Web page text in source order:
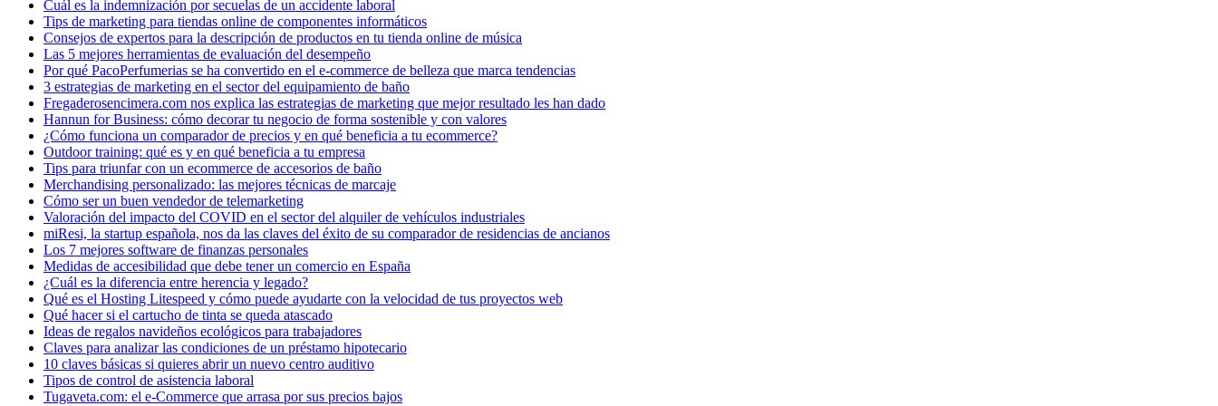
Cuál es la indemnización por secuelas de un accidente laboral
Tips de marketing para tiendas online de componentes informáticos
Consejos de expertos para la descripción de productos en tu tienda online de música
Las 5 mejores herramientas de evaluación del desempeño
Por qué PacoPerfumerias se ha convertido en el e-commerce de belleza que marca tendencias
3 estrategias de marketing en el sector del equipamiento de baño
Fregaderosencimera.com nos explica las estrategias de marketing que mejor resultado les han dado
Hannun for Business: cómo decorar tu negocio de forma sostenible y con valores
¿Cómo funciona un comparador de precios y en qué beneficia a tu ecommerce?
Outdoor training: qué es y en qué beneficia a tu empresa
Tips para triunfar con un ecommerce de accesorios de baño
Merchandising personalizado: las mejores técnicas de marcaje
Cómo ser un buen vendedor de telemarketing
Valoración del impacto del COVID en el sector del alquiler de vehículos industriales
miResi, la startup española, nos da las claves del éxito de su comparador de residencias de ancianos
Los 7 mejores software de finanzas personales
Medidas de accesibilidad que debe tener un comercio en España
¿Cuál es la diferencia entre herencia y legado?
Qué es el Hosting Litespeed y cómo puede ayudarte con la velocidad de tus proyectos web
Qué hacer si el cartucho de tinta se queda atascado
Ideas de regalos navideños ecológicos para trabajadores
Claves para analizar las condiciones de un préstamo hipotecario
10 claves básicas si quieres abrir un nuevo centro auditivo
Tipos de control de asistencia laboral
Tugaveta.com: el e-Commerce que arrasa por sus precios bajos